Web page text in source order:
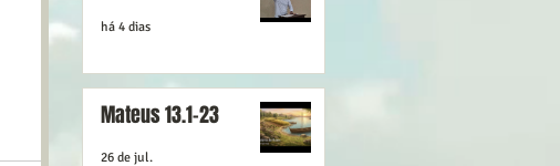
há 4 dias
Mateus 13.1-23
26 de jul.